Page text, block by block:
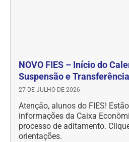
NOVO FIES – Início do
Suspensão e
27 DE JULHO DE 2026
Atenção, alunos do FIES!
informações da Caixa
processo de aditamento.
orientações.